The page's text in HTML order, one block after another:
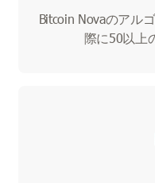
Bitcoin Novaのアル
際に50以上